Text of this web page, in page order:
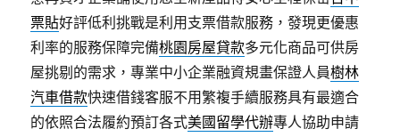
票貼好評低利挑戰是利用支票借款服務，發現更優惠
利率的服務保障完備桃園房屋貸款多元化商品可供房
屋挑剔的需求，專業中小企業融資規畫保證人員樹林
汽車借款快速借錢客服不用繁複手續服務具有最適合
的依照合法履約預訂各式美國留學代辦專人協助申請